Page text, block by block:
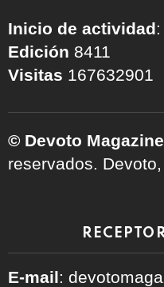
Inicio de actividad
Edición 8411
Visitas 167632901
© Devoto
reservados.
E-mail: